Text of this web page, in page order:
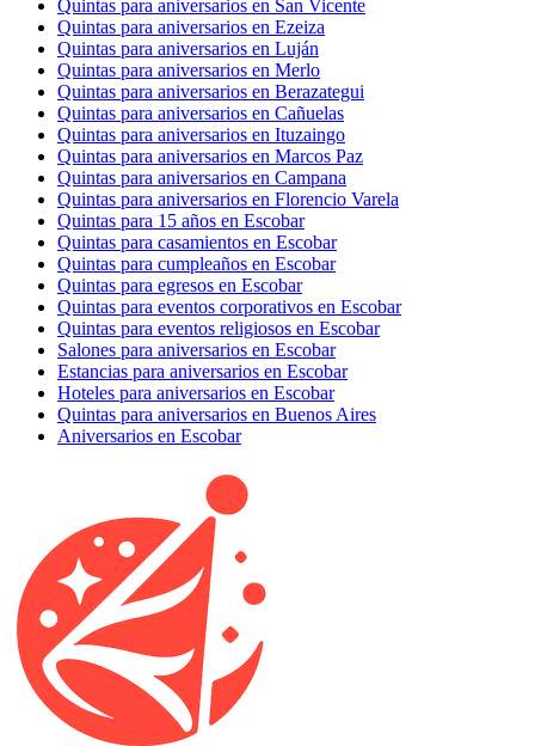
Quintas para aniversarios en San Vicente
Quintas para aniversarios en Ezeiza
Quintas para aniversarios en Luján
Quintas para aniversarios en Merlo
Quintas para aniversarios en Berazategui
Quintas para aniversarios en Cañuelas
Quintas para aniversarios en Ituzaingo
Quintas para aniversarios en Marcos Paz
Quintas para aniversarios en Campana
Quintas para aniversarios en Florencio Varela
Quintas para 15 años en Escobar
Quintas para casamientos en Escobar
Quintas para cumpleaños en Escobar
Quintas para egresos en Escobar
Quintas para eventos corporativos en Escobar
Quintas para eventos religiosos en Escobar
Salones para aniversarios en Escobar
Estancias para aniversarios en Escobar
Hoteles para aniversarios en Escobar
Quintas para aniversarios en Buenos Aires
Aniversarios en Escobar